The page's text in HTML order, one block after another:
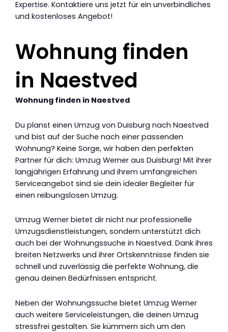
Expertise. Kontaktiere uns jetzt für ein unverbindliches
und kostenloses Angebot!
Wohnung finden
in Naestved
Wohnung finden in Naestved
Du planst einen Umzug von Duisburg nach Naestved
und bist auf der Suche nach einer passenden
Wohnung? Keine Sorge, wir haben den perfekten
Partner für dich: Umzug Werner aus Duisburg! Mit ihrer
langjährigen Erfahrung und ihrem umfangreichen
Serviceangebot sind sie dein idealer Begleiter für
einen reibungslosen Umzug.
Umzug Werner bietet dir nicht nur professionelle
Umzugsdienstleistungen, sondern unterstützt dich
auch bei der Wohnungssuche in Naestved. Dank ihres
breiten Netzwerks und ihrer Ortskenntnisse finden sie
schnell und zuverlässig die perfekte Wohnung, die
genau deinen Bedürfnissen entspricht.
Neben der Wohnungssuche bietet Umzug Werner
auch weitere Serviceleistungen, die deinen Umzug
stressfrei gestalten. Sie kümmern sich um den